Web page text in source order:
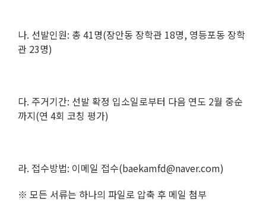
나. 선발인원: 총 41명(장안동 장학관 18명, 영등포동 장학
관 23명)
다. 주거기간: 선발 확정 입소일로부터 다음 연도 2월 중순
까지(연 4회 코칭 평가)
라. 접수방법: 이메일 접수(baekamfd@naver.com)
※ 모든 서류는 하나의 파일로 압축 후 메일 첨부